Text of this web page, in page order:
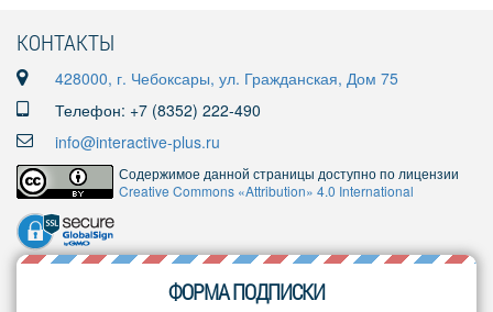
КОНТАКТЫ
428000, г. Чебоксары, ул. Гражданская, Дом 75
Телефон: +7 (8352) 222-490
info@interactive-plus.ru
Содержимое данной страницы доступно по лицензии
Creative Commons «Attribution» 4.0 International
ФОРМА ПОДПИСКИ